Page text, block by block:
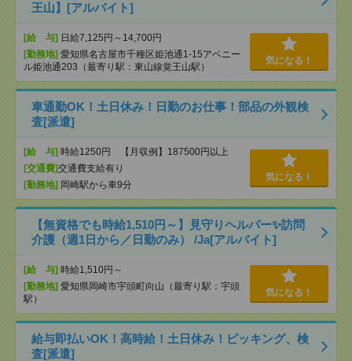
王山】[アルバイト]
[給 与] 日給7,125円～14,700円
[勤務地] 愛知県名古屋市千種区姫池通1-15アベニー
ル姫池通203（最寄り駅：東山線覚王山駅）
気になる！
車通勤OK！土日休み！日勤のお仕事！部品の外観検
査[派遣]
[給 与] 時給1250円 【月収例】187500円以上
[交通費]交通費支給有り
[勤務地] 岡崎駅から車9分
気になる！
【無資格でも時給1,510円～】見守りヘルパー✨訪問
介護（週1日から／日勤のみ） /Ja[アルバイト]
[給 与] 時給1,510円～
[勤務地] 愛知県岡崎市宇頭町向山（最寄り駅：宇頭
駅）
気になる！
給与即払いOK！高時給！土日休み！ピッキング、検
査[派遣]